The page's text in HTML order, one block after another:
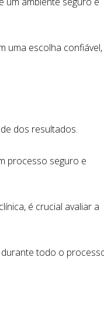
uma escolha confiável,
dos resultados.
processo seguro e
é crucial avaliar a
todo o